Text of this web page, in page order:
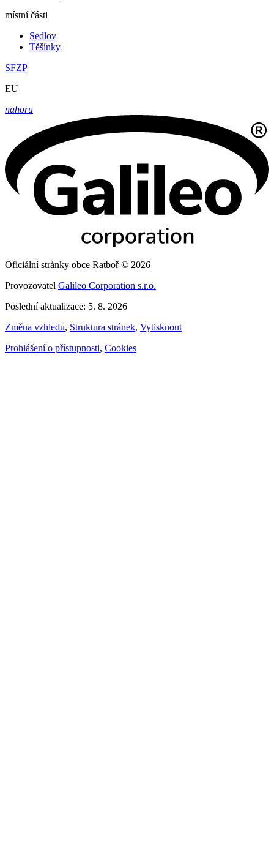
místní části
Sedlov
Těšínky
SFZP
EU
nahoru
Oficiální stránky obce Ratboř © 2026
Provozovatel Galileo Corporation s.r.o.
Poslední aktualizace: 5. 8. 2026
Změna vzhledu, Struktura stránek, Vytisknout
Prohlášení o přístupnosti, Cookies